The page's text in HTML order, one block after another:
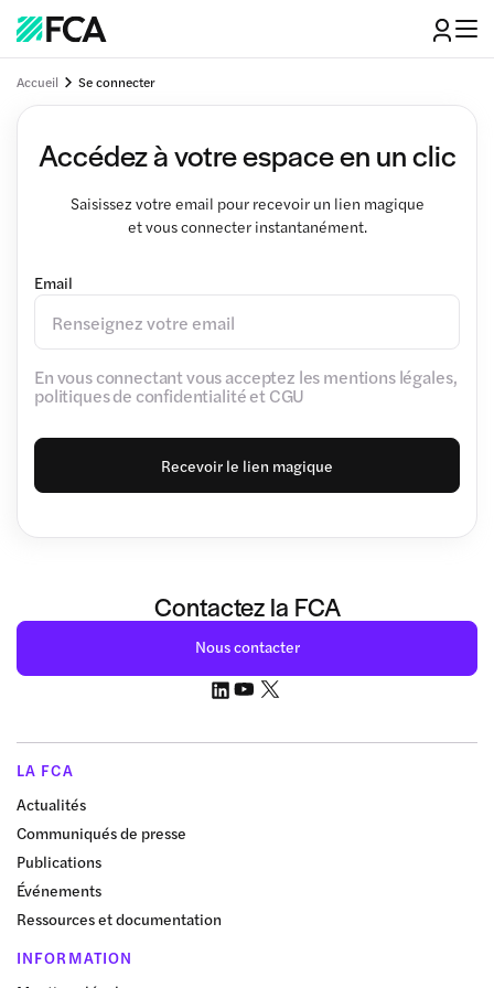
Accueil Se connecter
Accédez à votre espace en un clic
Saisissez votre email pour recevoir un lien magique
et vous connecter instantanément.
Email
En vous connectant vous acceptez les mentions légales,
politiques de confidentialité et CGU
Recevoir le lien magique
Contactez la FCA
Nous contacter
LA FCA
Actualités
Communiqués de presse
Publications
Événements
Ressources et documentation
INFORMATION